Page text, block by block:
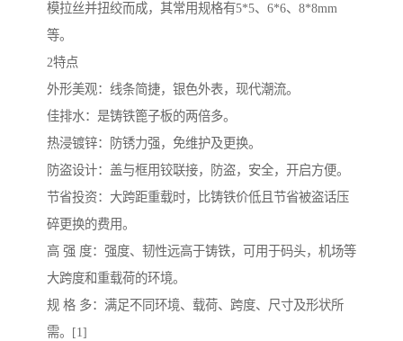
模拉丝并扭绞而成，其常用规格有5*5、6*6、8*8mm
等。
2特点
外形美观：线条简捷，银色外表，现代潮流。
佳排水：是铸铁篦子板的两倍多。
热浸镀锌：防锈力强，免维护及更换。
防盗设计：盖与框用铰联接，防盗，安全，开启方便。
节省投资：大跨距重载时，比铸铁价低且节省被盗话压
碎更换的费用。
高 强 度：强度、韧性远高于铸铁，可用于码头，机场等
大跨度和重载荷的环境。
规 格 多：满足不同环境、载荷、跨度、尺寸及形状所
需。[1]